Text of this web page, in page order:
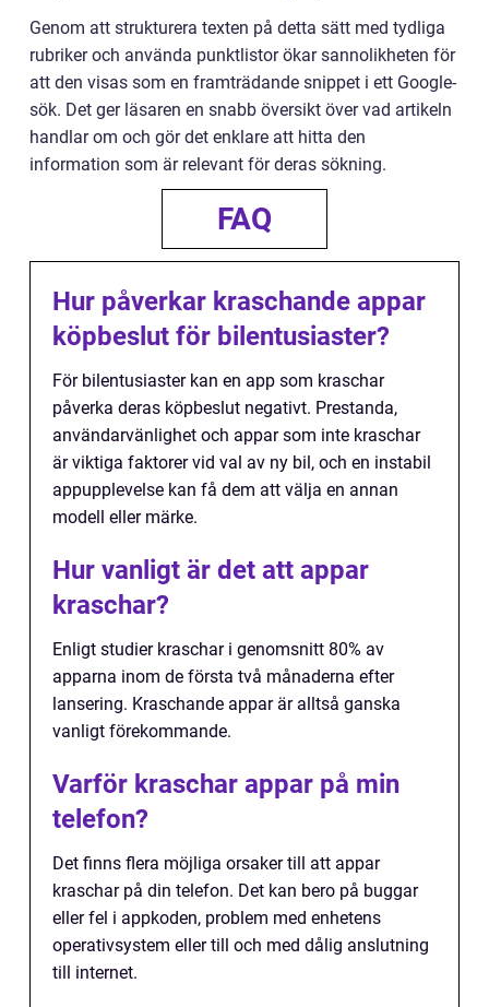
Genom att strukturera texten på detta sätt med tydliga
rubriker och använda punktlistor ökar sannolikheten för
att den visas som en framträdande snippet i ett Google-
sök. Det ger läsaren en snabb översikt över vad artikeln
handlar om och gör det enklare att hitta den
information som är relevant för deras sökning.
FAQ
Hur påverkar kraschande appar
köpbeslut för bilentusiaster?
För bilentusiaster kan en app som kraschar
påverka deras köpbeslut negativt. Prestanda,
användarvänlighet och appar som inte kraschar
är viktiga faktorer vid val av ny bil, och en instabil
appupplevelse kan få dem att välja en annan
modell eller märke.
Hur vanligt är det att appar
kraschar?
Enligt studier kraschar i genomsnitt 80% av
apparna inom de första två månaderna efter
lansering. Kraschande appar är alltså ganska
vanligt förekommande.
Varför kraschar appar på min
telefon?
Det finns flera möjliga orsaker till att appar
kraschar på din telefon. Det kan bero på buggar
eller fel i appkoden, problem med enhetens
operativsystem eller till och med dålig anslutning
till internet.